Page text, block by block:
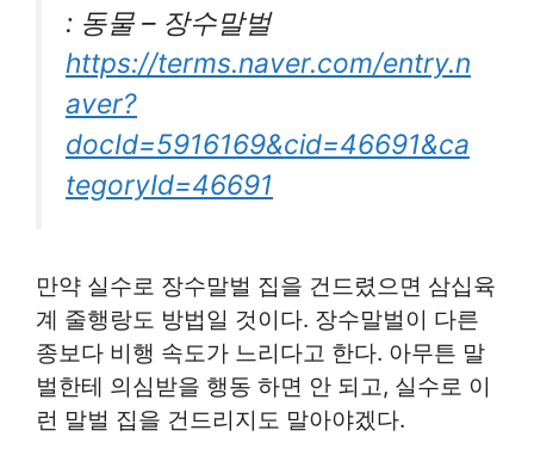
: 동물 – 장수말벌
https://terms.naver.com/entry.n
aver?
docId=5916169&cid=46691&ca
tegoryId=46691
만약 실수로 장수말벌 집을 건드렸으면 삼십육
계 줄행랑도 방법일 것이다. 장수말벌이 다른
종보다 비행 속도가 느리다고 한다. 아무튼 말
벌한테 의심받을 행동 하면 안 되고, 실수로 이
런 말벌 집을 건드리지도 말아야겠다.